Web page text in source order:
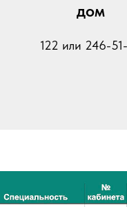
дом
122 или 246-